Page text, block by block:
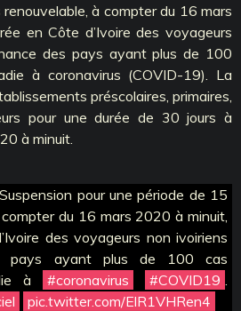
à compter du 16 mars
en Côte d’Ivoire des voyageurs
des pays ayant plus de 100
à coronavirus (COVID-19). La
préscolaires, primaires,
pour une durée de 30 jours à
à minuit.
pour une période de 15
du 16 mars 2020 à minuit,
des voyageurs non ivoiriens
pays ayant plus de 100 cas
à
#coronavirus #COVID19
pic.twitter.com/ElR1VHRen4